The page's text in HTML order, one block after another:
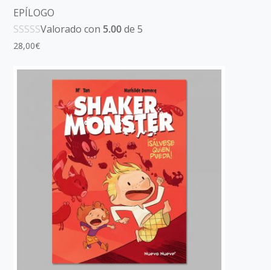
EPÍLOGO
Valorado con 5.00de 5
28,00€